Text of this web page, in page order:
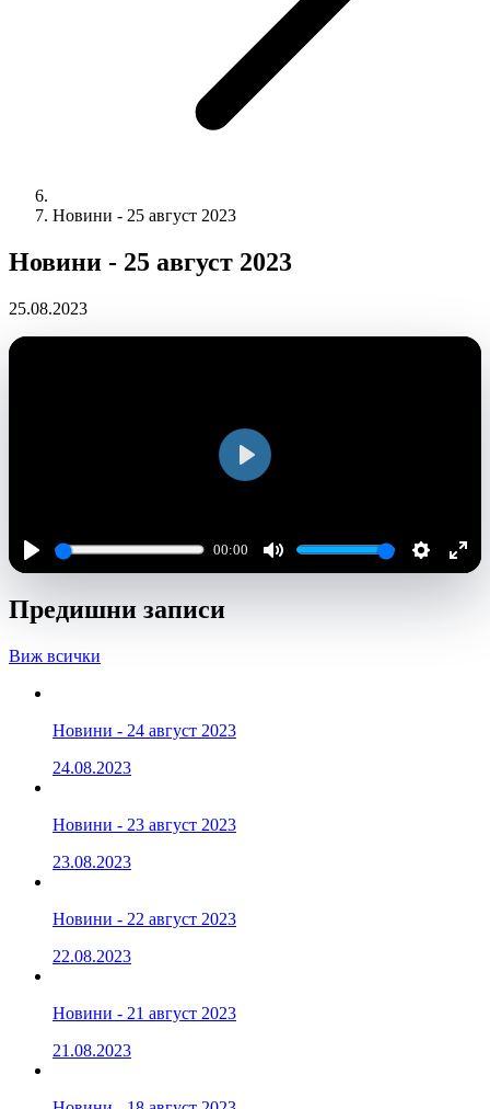
Новини - 25 август 2023
Новини - 25 август 2023
25.08.2023
Play
00:00
Mute Settings
Play
Предишни записи
Виж всички
Новини - 24 август 2023
24.08.2023
Новини - 23 август 2023
23.08.2023
Новини - 22 август 2023
22.08.2023
Новини - 21 август 2023
21.08.2023